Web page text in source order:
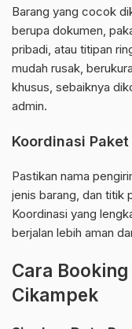
Barang yang cocok
berupa dokumen,
pribadi, atau titipan
mudah rusak,
khusus, sebaiknya
admin.
Koordinasi
Pastikan nama
jenis barang, dan titik
Koordinasi yang
berjalan lebih aman
Cara
Cikampek